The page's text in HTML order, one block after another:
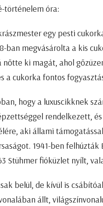
történelem óra:
egy pesti
ban megvásárolta a kis
ki magát, ahol
a cukorka fontos
hogy a luxuscikknek
rendelkezett,
aki állami
1941-ben
Stühmer fióküzlet nyílt,
belül, de kívül is
állt,